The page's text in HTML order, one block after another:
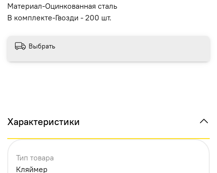
Материал-Оцинкованная сталь
В комплекте-Гвозди - 200 шт.
Выбрать
Характеристики
Тип товара
Кляймер